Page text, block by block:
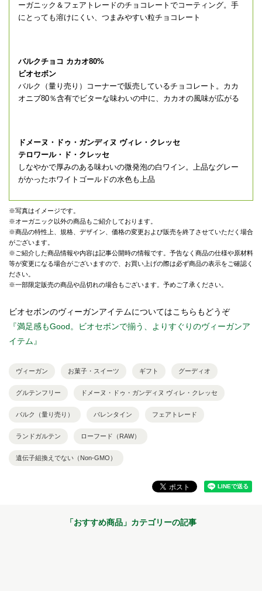
ーガニック＆フェアトレードのチョコレートでコーティング。手
にとっても溶けにくい、つまみやすい粒チョコレート
バルクチョコ カカオ80%
ビオセボン
バルク（量り売り）コーナーで販売しているチョコレート。カカ
オニブ80％含有でビターな味わいの中に、カカオの風味が広がる
ドメーヌ・ドゥ・ガンディヌ ヴィレ・クレッセ
テロワール・ド・クレッセ
しなやかで厚みのある味わいの微発泡の白ワイン。上品なグレー
がかったホワイトゴールドの水色も上品
※写真はイメージです。
※オーガニック以外の商品もご紹介しております。
※商品の特性上、規格、デザイン、価格の変更および販売を終了させていただく場合
がございます。
※ご紹介した商品情報や内容は記事公開時の情報です。予告なく商品の仕様や原材料
等が変更になる場合がございますので、お買い上げの際は必ず商品の表示をご確認く
ださい。
※一部限定販売の商品や品切れの場合もございます。予めご了承ください。
ビオセボンのヴィーガンアイテムについてはこちらもどうぞ
『満足感もGood。ビオセボンで揃う、よりすぐりのヴィーガンア
イテム』
ヴィーガン お菓子・スイーツ ギフト グーディオ
グルテンフリー ドメーヌ・ドゥ・ガンディヌ ヴィレ・クレッセ
バルク（量り売り） バレンタイン フェアトレード
ランドガルテン ローフード（RAW）
遺伝子組換えでない（Non-GMO）
「おすすめ商品 」カテゴリーの記事